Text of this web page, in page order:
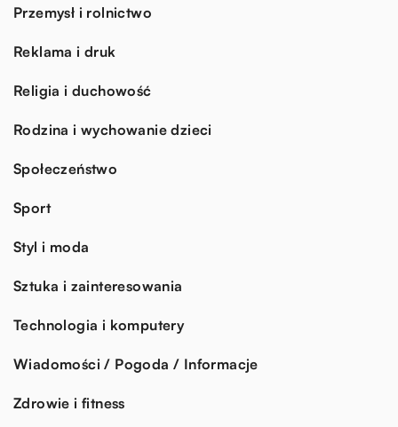
Przemysł i rolnictwo
Reklama i druk
Religia i duchowość
Rodzina i wychowanie dzieci
Społeczeństwo
Sport
Styl i moda
Sztuka i zainteresowania
Technologia i komputery
Wiadomości / Pogoda / Informacje
Zdrowie i fitness